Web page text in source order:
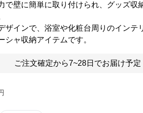
で壁に簡単に取り付けられ、グッズ収
ザインで、浴室や化粧台周りのインテ
シャ収納アイテムです。
ご注文確定から7~28日でお届け予定